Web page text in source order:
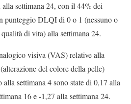
settimana 24, con il 44% dei
punteggio DLQI di 0 o 1 (nessuno o
di vita) alla settimana 24.
visiva (VAS) relative alla
del colore della pelle)
settimana 4 sono state di 0,17 alla
16 e -1,27 alla settimana 24.